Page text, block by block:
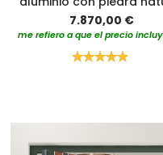
7.870,00 €
me refiero a que el precio
Valoración: